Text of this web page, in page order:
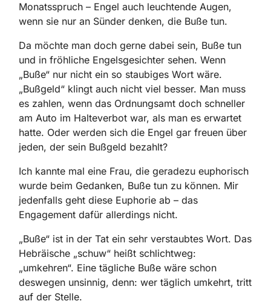
Monatsspruch – Engel auch leuchtende Augen,
wenn sie nur an Sünder denken, die Buße tun.
Da möchte man doch gerne dabei sein, Buße tun
und in fröhliche Engelsgesichter sehen. Wenn
„Buße“ nur nicht ein so staubiges Wort wäre.
„Bußgeld“ klingt auch nicht viel besser. Man muss
es zahlen, wenn das Ordnungsamt doch schneller
am Auto im Halteverbot war, als man es erwartet
hatte. Oder werden sich die Engel gar freuen über
jeden, der sein Bußgeld bezahlt?
Ich kannte mal eine Frau, die geradezu euphorisch
wurde beim Gedanken, Buße tun zu können. Mir
jedenfalls geht diese Euphorie ab – das
Engagement dafür allerdings nicht.
„Buße“ ist in der Tat ein sehr verstaubtes Wort. Das
Hebräische „schuw“ heißt schlichtweg:
„umkehren“. Eine tägliche Buße wäre schon
deswegen unsinnig, denn: wer täglich umkehrt, tritt
auf der Stelle.